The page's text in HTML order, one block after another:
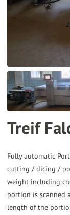
Treif
Fully automatic
cutting / dicing /
weight including
portion is scanned
length of the